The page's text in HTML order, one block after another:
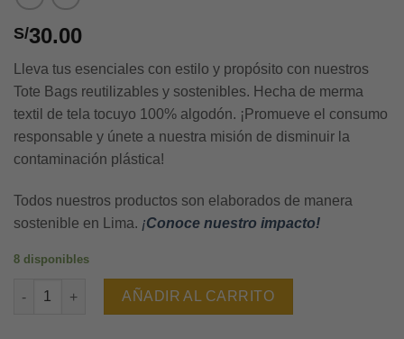
S/30.00
Lleva tus esenciales con estilo y propósito con nuestros
Tote Bags reutilizables y sostenibles. Hecha de merma
textil de tela tocuyo 100% algodón. ¡Promueve el consumo
responsable y únete a nuestra misión de disminuir la
contaminación plástica!
Todos nuestros productos son elaborados de manera
sostenible en Lima. ¡Conoce nuestro impacto!
8 disponibles
Tote bag Avísame cantidad
AÑADIR AL CARRITO